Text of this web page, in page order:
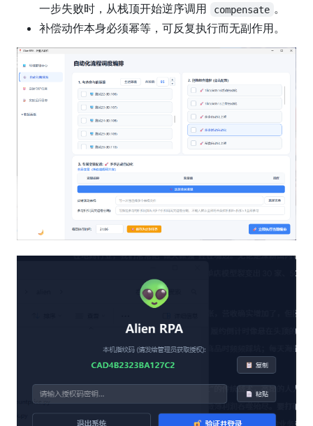
一步失败时，从栈顶开始逆序调用
compensate 。
补偿动作本身必须幂等，可反复执行而无副作用。